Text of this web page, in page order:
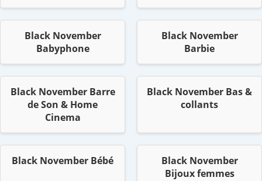
Black November
Babyphone
Black November
Barbie
Black November Barre
de Son & Home
Cinema
Black November Bas &
collants
Black November Bébé
Black November
Bijoux femmes